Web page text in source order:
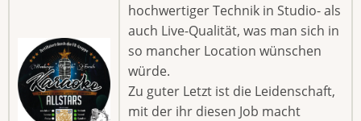
hochwertiger Technik in Studio- als
auch Live-Qualität, was man sich in
so mancher Location wünschen
würde.
Zu guter Letzt ist die Leidenschaft,
mit der ihr diesen Job macht